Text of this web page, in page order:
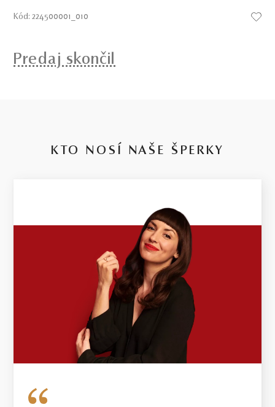
Kód: 224500001_010
Predaj skončil
KTO NOSÍ NAŠE ŠPERKY